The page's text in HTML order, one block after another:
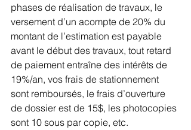
phases de réalisation de travaux, le
versement d’un acompte de 20% du
montant de l’estimation est payable
avant le début des travaux, tout retard
de paiement entraîne des intérêts de
19%/an, vos frais de stationnement
sont remboursés, le frais d’ouverture
de dossier est de 15$, les photocopies
sont 10 sous par copie, etc.